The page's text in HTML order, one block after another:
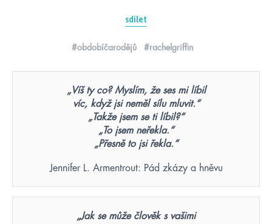
sdílet
#obdobíčarodějů #rachelgriffin
„Víš ty co? Myslím, že ses mi líbil
víc, když jsi neměl sílu mluvit.“
„Takže jsem se ti líbil?“
„To jsem neřekla.“
„Přesně to jsi řekla.“
Jennifer L. Armentrout: Pád zkázy a hněvu
„Jak se může člověk s vašimi